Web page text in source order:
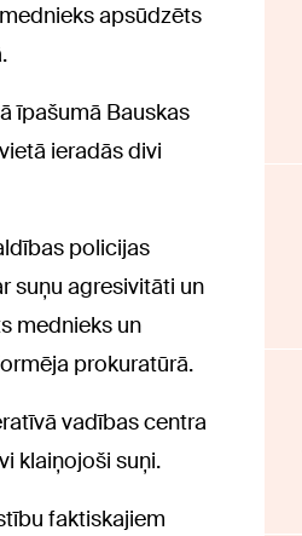
apsūdzēts
īpašumā Bauskas
ieradās divi
policijas
suņu agresivitāti un
mednieks un
prokuratūrā.
vadības centra
klaiņojoši suņi.
faktiskajiem